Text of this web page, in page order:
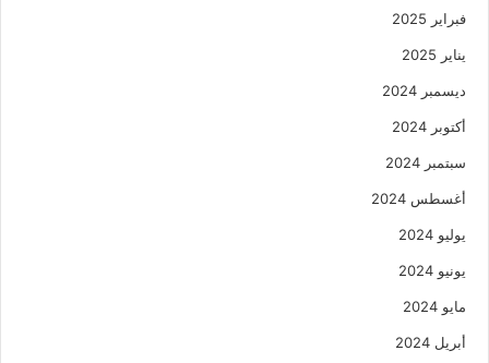
فبراير 2025
يناير 2025
ديسمبر 2024
أكتوبر 2024
سبتمبر 2024
أغسطس 2024
يوليو 2024
يونيو 2024
مايو 2024
أبريل 2024